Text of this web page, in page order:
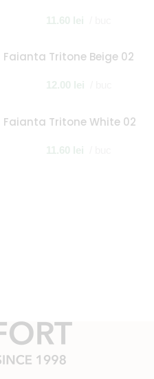
11.60 lei
Faianta Tritone Beige 02
12.00 lei
Faianta Tritone White 02
11.60 lei